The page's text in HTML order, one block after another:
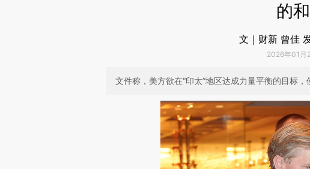
的
文｜财新 曾佳
2026年01月
文件称，美方欲在“印太”地区达成力量平衡的目标